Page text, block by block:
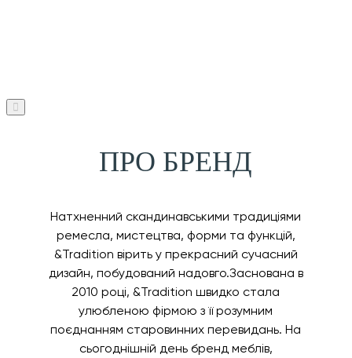
ПРО БРЕНД
Натхненний скандинавськими традиціями
ремесла, мистецтва, форми та функцій,
&Tradition вірить у прекрасний сучасний
дизайн, побудований надовго.Заснована в
2010 році, &Tradition швидко стала
улюбленою фірмою з її розумним
поєднанням старовинних перевидань. На
сьогоднішній день бренд меблів,